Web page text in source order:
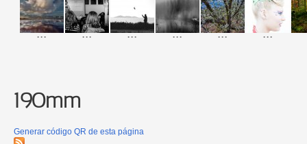
... ... ... ... ... ...
190mm
Generar código QR de esta página